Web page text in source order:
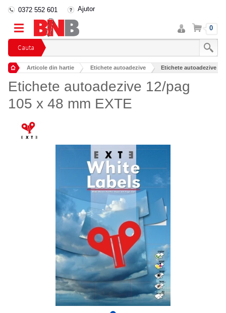
Cauta
0372 552 601 Ajutor
Intra
in
cont
Cos 0
Articole din hartie Etichete autoadezive Etichete autoadezive
Etichete autoadezive 12/pag
105 x 48 mm EXTE